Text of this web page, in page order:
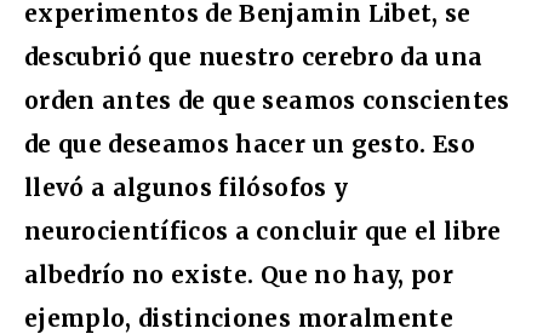
experimentos de Benjamin Libet, se
descubrió que nuestro cerebro da una
orden antes de que seamos conscientes
de que deseamos hacer un gesto. Eso
llevó a algunos filósofos y
neurocientíficos a concluir que el libre
albedrío no existe. Que no hay, por
ejemplo, distinciones moralmente